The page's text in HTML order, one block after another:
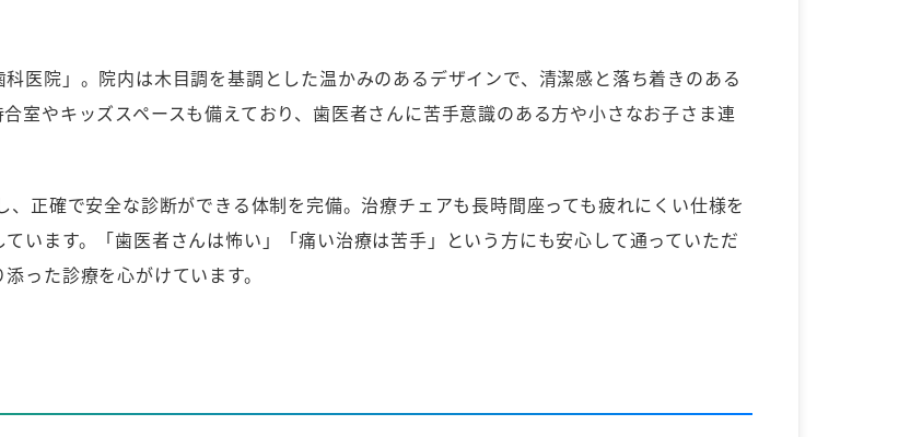
医院」。院内は木目調を基調とした温かみのあるデザインで、清潔感と落ち着きのある
室やキッズスペースも備えており、歯医者さんに苦手意識のある方や小さなお子さま連
正確で安全な診断ができる体制を完備。治療チェアも長時間座っても疲れにくい仕様を
います。「歯医者さんは怖い」「痛い治療は苦手」という方にも安心して通っていただ
った診療を心がけています。